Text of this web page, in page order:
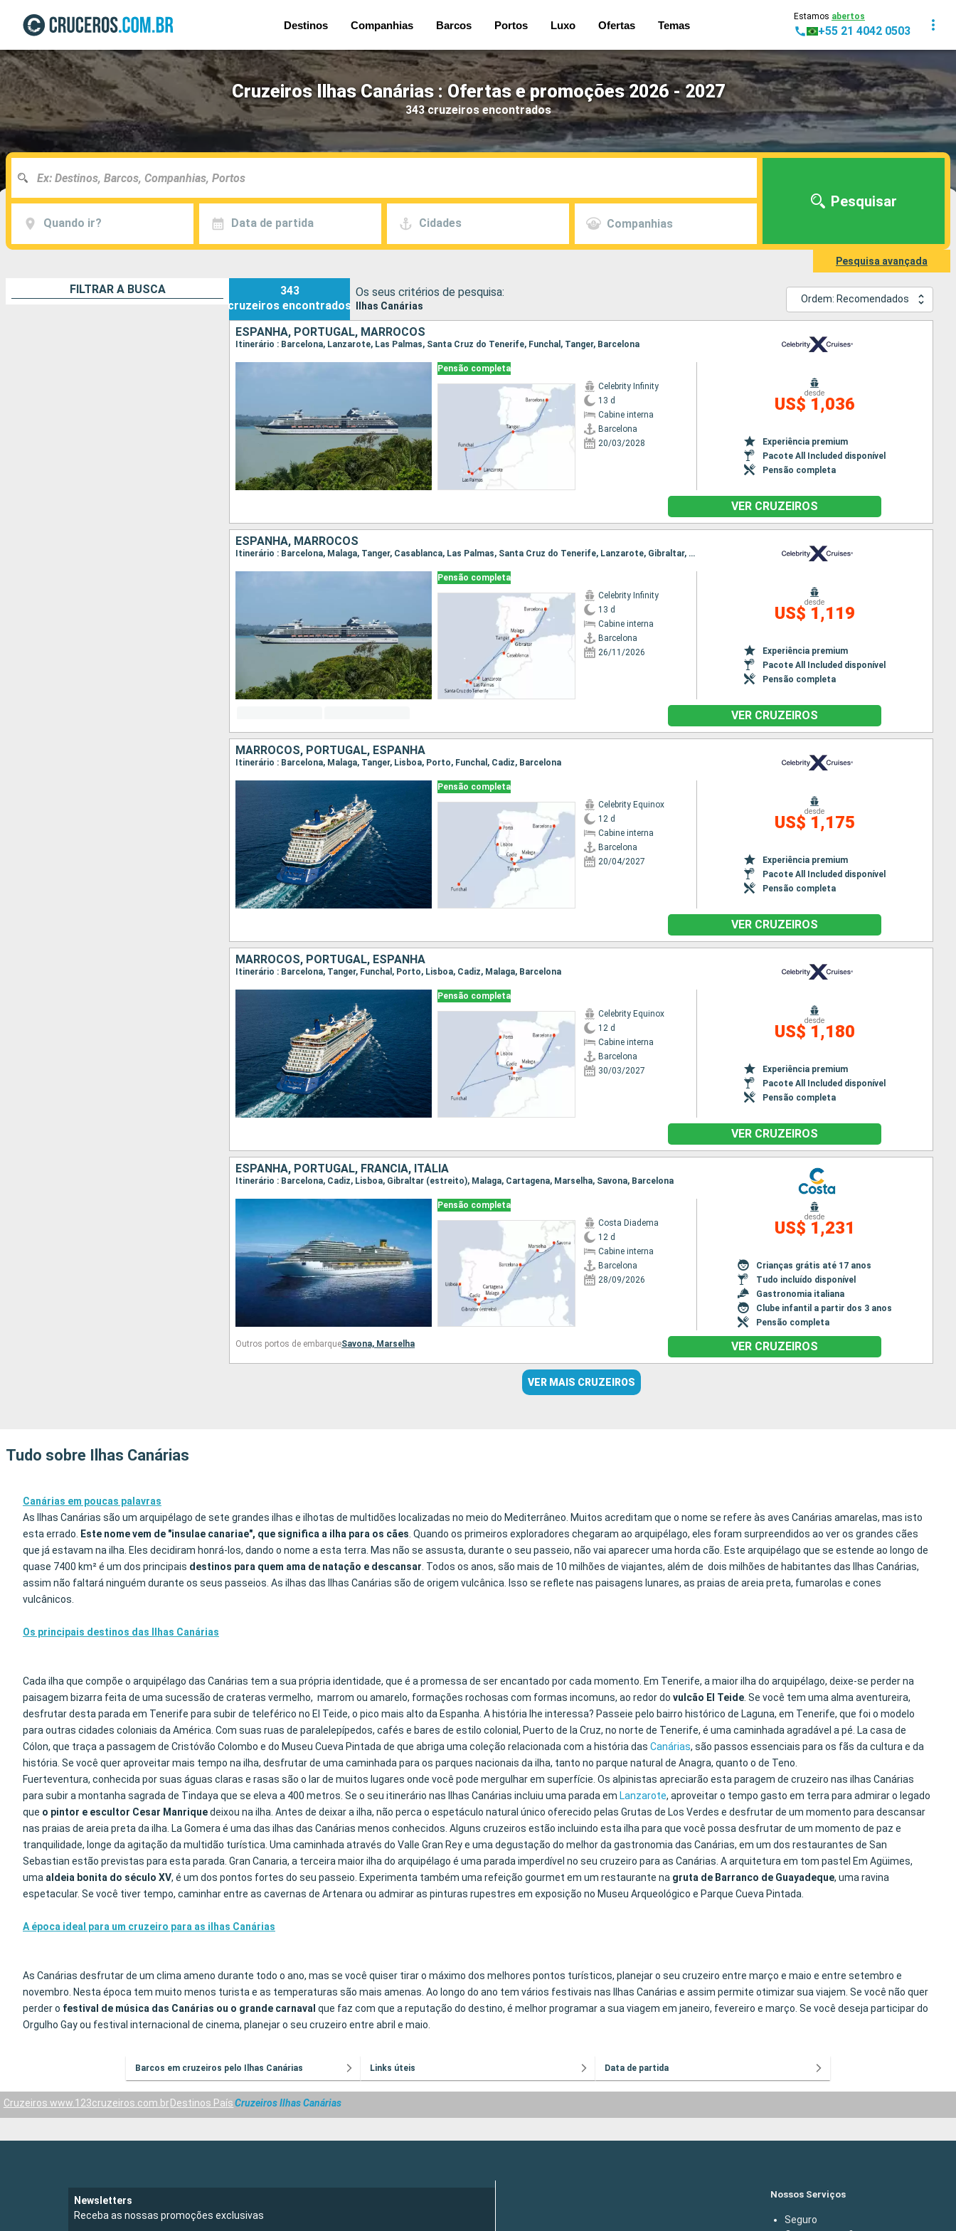
Destinos Companhias Barcos Portos Luxo Ofertas Temas
Estamos abertos
+55 21 4042 0503
Cruzeiros Ilhas Canárias : Ofertas e promoções 2026 - 2027
343 cruzeiros encontrados
Quando ir? Data de partida Cidades Companhias
Pesquisar
Pesquisa avançada
FILTRAR A BUSCA
343
cruzeiros encontrados
Os seus critérios de pesquisa:
Ilhas Canárias
Ordem: Recomendados
ESPANHA, PORTUGAL, MARROCOS
Itinerário : Barcelona, Lanzarote, Las Palmas, Santa Cruz do Tenerife, Funchal, Tanger, Barcelona
Pensão completa
Celebrity Infinity
13 d
Cabine interna
Barcelona
20/03/2028
desde
US$ 1,036
Experiência premium
Pacote All Included disponível
Pensão completa
VER CRUZEIROS
ESPANHA, MARROCOS
Itinerário : Barcelona, Malaga, Tanger, Casablanca, Las Palmas, Santa Cruz do Tenerife, Lanzarote, Gibraltar, Barcelona
Pensão completa
Celebrity Infinity
13 d
Cabine interna
Barcelona
26/11/2026
desde
US$ 1,119
Experiência premium
Pacote All Included disponível
Pensão completa
VER CRUZEIROS
MARROCOS, PORTUGAL, ESPANHA
Itinerário : Barcelona, Malaga, Tanger, Lisboa, Porto, Funchal, Cadiz, Barcelona
Pensão completa
Celebrity Equinox
12 d
Cabine interna
Barcelona
20/04/2027
desde
US$ 1,175
Experiência premium
Pacote All Included disponível
Pensão completa
VER CRUZEIROS
MARROCOS, PORTUGAL, ESPANHA
Itinerário : Barcelona, Tanger, Funchal, Porto, Lisboa, Cadiz, Malaga, Barcelona
Pensão completa
Celebrity Equinox
12 d
Cabine interna
Barcelona
30/03/2027
desde
US$ 1,180
Experiência premium
Pacote All Included disponível
Pensão completa
VER CRUZEIROS
ESPANHA, PORTUGAL, FRANCIA, ITÁLIA
Itinerário : Barcelona, Cadiz, Lisboa, Gibraltar (estreito), Malaga, Cartagena, Marselha, Savona, Barcelona
Pensão completa
Costa Diadema
12 d
Cabine interna
Barcelona
28/09/2026
desde
US$ 1,231
Crianças grátis até 17 anos
Tudo incluído disponível
Gastronomia italiana
Clube infantil a partir dos 3 anos
Pensão completa
Outros portos de embarqueSavona, Marselha VER CRUZEIROS
VER MAIS CRUZEIROS
Tudo sobre Ilhas Canárias
Canárias em poucas palavras
As Ilhas Canárias são um arquipélago de sete grandes ilhas e ilhotas de multidões localizadas no meio do Mediterrâneo. Muitos acreditam que o nome se refere às aves Canárias amarelas, mas isto
esta errado.
Este nome vem de "insulae canariae", que significa a ilha para os cães . Quando os primeiros exploradores chegaram ao arquipélago, eles foram surpreendidos ao ver os grandes cães
que já estavam na ilha. Eles decidiram honrá-los, dando o nome a esta terra. Mas não se assusta, durante o seu passeio, não vai aparecer uma horda cão. Este arquipélago que se estende ao longo de
quase 7400 km² é um dos principais destinos para quem ama de natação e descansar . Todos os anos, são mais de 10 milhões de viajantes, além de dois milhões de habitantes das Ilhas Canárias,
assim não faltará ninguém durante os seus passeios. As ilhas das Ilhas Canárias são de origem vulcânica. Isso se reflete nas paisagens lunares, as praias de areia preta, fumarolas e cones
vulcânicos.
Os principais destinos das Ilhas Canárias
Cada ilha que compõe o arquipélago das Canárias tem a sua própria identidade, que é a promessa de ser encantado por cada momento. Em Tenerife, a maior ilha do arquipélago, deixe-se perder na
paisagem bizarra feita de uma sucessão de crateras vermelho, marrom ou amarelo, formações rochosas com formas incomuns, ao redor do vulcão El Teide . Se você tem uma alma aventureira,
desfrutar desta parada em Tenerife para subir de teleférico no El Teide, o pico mais alto da Espanha. A história lhe interessa? Passeie pelo bairro histórico de Laguna, em Tenerife, que foi o modelo
para outras cidades coloniais da América. Com suas ruas de paralelepípedos, cafés e bares de estilo colonial, Puerto de la Cruz, no norte de Tenerife, é uma caminhada agradável a pé. La casa de
Cólon, que traça a passagem de Cristóvão Colombo e do Museu Cueva Pintada de que abriga uma coleção relacionada com a história das Canárias, são passos essenciais para os fãs da cultura e da
história. Se você quer aproveitar mais tempo na ilha, desfrutar de uma caminhada para os parques nacionais da ilha, tanto no parque natural de Anagra, quanto o de Teno.
Fuerteventura, conhecida por suas águas claras e rasas são o lar de muitos lugares onde você pode mergulhar em superfície. Os alpinistas apreciarão esta paragem de cruzeiro nas ilhas Canárias
para subir a montanha sagrada de Tindaya que se eleva a 400 metros. Se o seu itinerário nas Ilhas Canárias incluiu uma parada em Lanzarote, aproveitar o tempo gasto em terra para admirar o legado
que o pintor e escultor Cesar Manriquedeixou na ilha. Antes de deixar a ilha, não perca o espetáculo natural único oferecido pelas Grutas de Los Verdes e desfrutar de um momento para descansar
nas praias de areia preta da ilha. La Gomera é uma das ilhas das Canárias menos conhecidos. Alguns cruzeiros estão incluindo esta ilha para que você possa desfrutar de um momento de paz e
tranquilidade, longe da agitação da multidão turística. Uma caminhada através do Valle Gran Rey e uma degustação do melhor da gastronomia das Canárias, em um dos restaurantes de San
Sebastian estão previstas para esta parada. Gran Canaria, a terceira maior ilha do arquipélago é uma parada imperdível no seu cruzeiro para as Canárias. A arquitetura em tom pastel Em Agüimes,
uma aldeia bonita do século XV, é um dos pontos fortes do seu passeio. Experimenta também uma refeição gourmet em um restaurante na gruta de Barranco de Guayadeque, uma ravina
espetacular. Se você tiver tempo, caminhar entre as cavernas de Artenara ou admirar as pinturas rupestres em exposição no Museu Arqueológico e Parque Cueva Pintada.
A época ideal para um cruzeiro para as ilhas Canárias
As Canárias desfrutar de um clima ameno durante todo o ano, mas se você quiser tirar o máximo dos melhores pontos turísticos, planejar o seu cruzeiro entre março e maio e entre setembro e
novembro. Nesta época tem muito menos turista e as temperaturas são mais amenas. Ao longo do ano tem vários festivais nas Ilhas Canárias e assim permite otimizar sua viajem. Se você não quer
perder o festival de música das Canárias ou o grande carnaval que faz com que a reputação do destino, é melhor programar a sua viagem em janeiro, fevereiro e março. Se você deseja participar do
Orgulho Gay ou festival internacional de cinema, planejar o seu cruzeiro entre abril e maio.
Barcos em cruzeiros pelo Ilhas Canárias Links úteis Data de partida
Cruzeiros www.123cruzeiros.com.br Destinos PaísCruzeiros Ilhas Canárias
Newsletters
Receba as nossas promoções exclusivas
Nossos Serviços
Seguro